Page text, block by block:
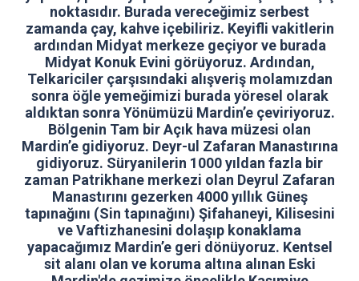
noktasıdır. Burada vereceğimiz serbest
zamanda çay, kahve içebiliriz. Keyifli vakitlerin
ardından Midyat merkeze geçiyor ve burada
Midyat Konuk Evini görüyoruz. Ardından,
Telkariciler çarşısındaki alışveriş molamızdan
sonra öğle yemeğimizi burada yöresel olarak
aldıktan sonra Yönümüzü Mardin’e çeviriyoruz.
Bölgenin Tam bir Açık hava müzesi olan
Mardin’e gidiyoruz. Deyr-ul Zafaran Manastırına
gidiyoruz. Süryanilerin 1000 yıldan fazla bir
zaman Patrikhane merkezi olan Deyrul Zafaran
Manastırını gezerken 4000 yıllık Güneş
tapınağını (Sin tapınağını) Şifahaneyi, Kilisesini
ve Vaftizhanesini dolaşıp konaklama
yapacağımız Mardin’e geri dönüyoruz. Kentsel
sit alanı olan ve koruma altına alınan Eski